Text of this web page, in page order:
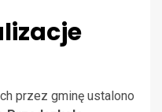
przez gminę ustalono